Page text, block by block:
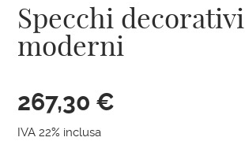
Specchi decorativi
moderni
267,30 €
IVA 22% inclusa